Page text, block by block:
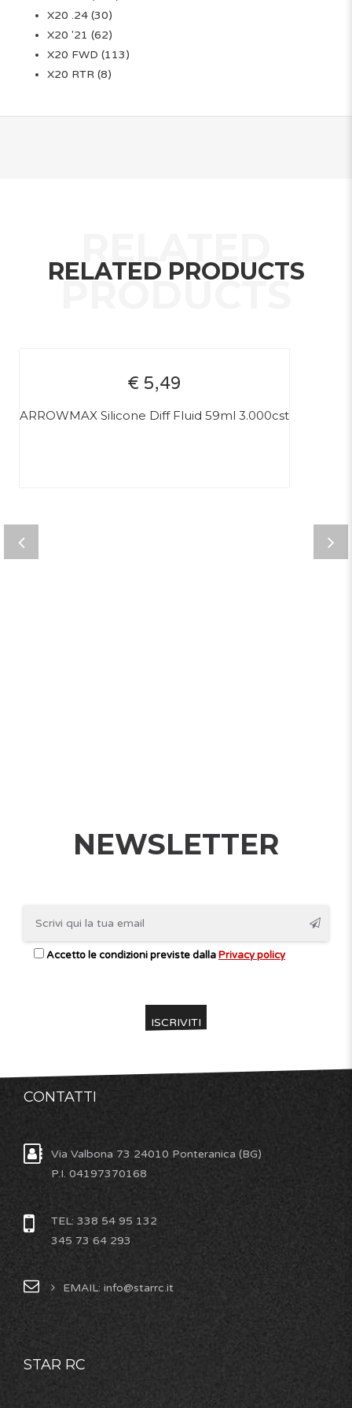
X20 .24 (30)
X20 '21 (62)
X20 FWD (113)
X20 RTR (8)
RELATED PRODUCTS
€ 5,49
ARROWMAX Silicone Diff Fluid 59ml 3.000cst
NEWSLETTER
Accetto le condizioni previste dallaPrivacy policy
CONTATTI
Via Valbona 73 24010 Ponteranica (BG)
P.I. 04197370168
TEL: 338 54 95 132
345 73 64 293
EMAIL: info@starrc.it
STAR RC